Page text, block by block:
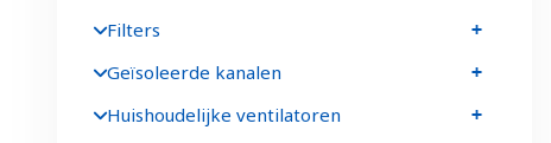
Filters
Geïsoleerde kanalen
Huishoudelijke ventilatoren